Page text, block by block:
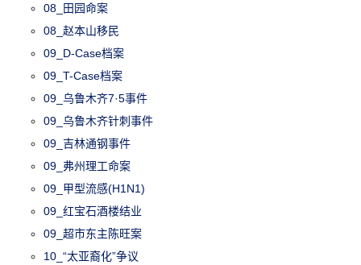
08_田园命案
08_赵本山移民
09_D-Case档案
09_T-Case档案
09_乌鲁木齐7·5事件
09_乌鲁木齐针刺事件
09_吉林通钢事件
09_弗州理工命案
09_甲型流感(H1N1)
09_红宝石酒楼结业
09_超市东主陈旺案
10_“太亚裔化”争议